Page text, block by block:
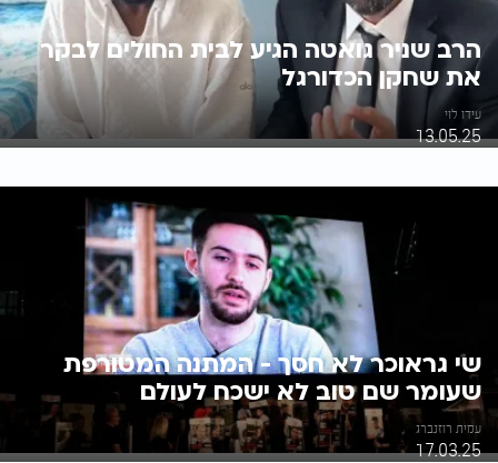
הרב שניר גואטה הגיע לבית החולים לבקר
את שחקן הכדורגל
עידו לוי
13.05.25
שי גראוכר לא חסך - המתנה המטורפת
שעומר שם טוב לא ישכח לעולם
עמית רוזנברג
17.03.25